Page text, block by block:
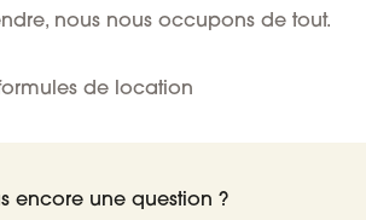
nous nous occupons de tout.
de location
encore une question ?